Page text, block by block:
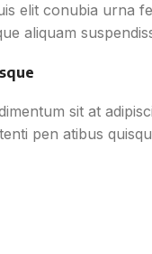
elit conubia urna
aliquam
sit at
pen atibus